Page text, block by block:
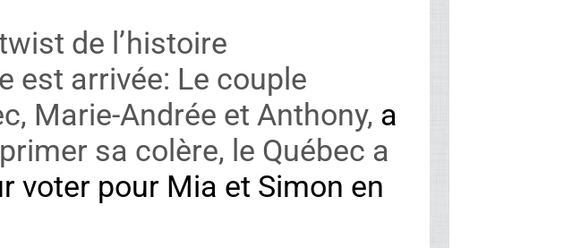
de l’histoire
est arrivée: Le couple
Marie-Andrée et Anthony, a
sa colère, le Québec a
voter pour Mia et Simon en